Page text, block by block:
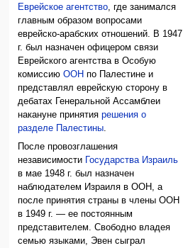
Еврейское агентство, где занимался
главным образом вопросами
еврейско-арабских отношений. В 1947
г. был назначен офицером связи
Еврейского агентства в Особую
комиссиюООН по Палестине и
представлял еврейскую сторону в
дебатах Генеральной Ассамблеи
накануне принятиярешения о
разделе Палестины.
После провозглашения
независимости Государства Израиль
в мае 1948 г. был назначен
наблюдателем Израиля в ООН, а
после принятия страны в члены ООН
в 1949 г. — ее постоянным
представителем. Свободно владея
семью языками, Эвен сыграл